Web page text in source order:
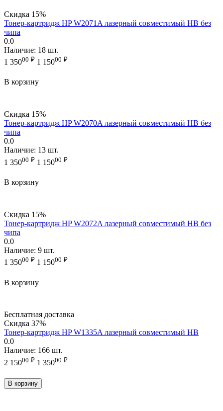
Скидка 15%
Тонер-картридж HP W2071A лазерный совместимый HB без
чипа
0.0
Наличие: 18 шт.
1 35000 ₽ 1 15000 ₽
В корзину
Скидка 15%
Тонер-картридж HP W2070A лазерный совместимый HB без
чипа
0.0
Наличие: 13 шт.
1 35000 ₽ 1 15000 ₽
В корзину
Скидка 15%
Тонер-картридж HP W2072A лазерный совместимый HB без
чипа
0.0
Наличие: 9 шт.
1 35000 ₽ 1 15000 ₽
В корзину
Бесплатная доставка
Скидка 37%
Тонер-картридж HP W1335A лазерный совместимый HB
0.0
Наличие: 166 шт.
2 15000 ₽ 1 35000 ₽
В корзину